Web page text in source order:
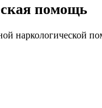
помощь